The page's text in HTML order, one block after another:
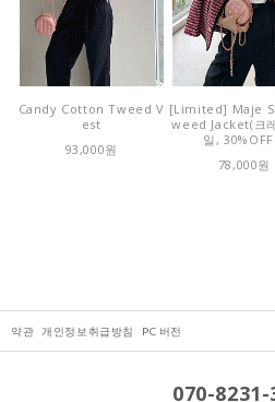
Candy Cotton Tweed V
est
93,000원
[Limited] Maje
weed Jacket(크
일,
78,000원
약관 개인정보취급방침 PC 버전
070-8231-